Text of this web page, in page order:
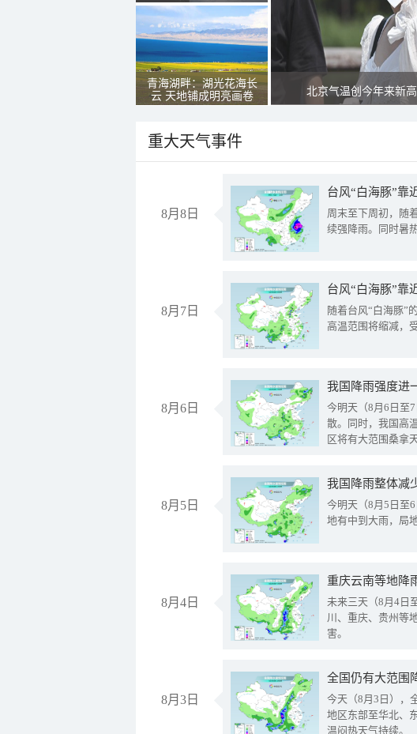
青海湖畔：湖光花海长
云 天地铺成明亮画卷
北京气温创今年来新
重大天气事件
8月8日
台风“白海豚”靠
周末至下周初，随
续强降雨。同时暑
8月7日
台风“白海豚”靠
随着台风“白海豚”
高温范围将缩减，
8月6日
今明天（8月6日至
散。同时，我国高
区将有大范围桑拿天
8月5日
我国降雨整体减
今明天（8月5日至
地有中到大雨，局
8月4日
重庆云南等地降
未来三天（8月4日
川、重庆、贵州等
害。
8月3日
全国仍有大范围
今天（8月3日），
地区东部至华北、
温闷热天气持续。